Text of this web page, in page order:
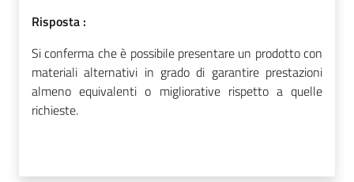
Risposta :
Si conferma che è possibile presentare un prodotto con
materiali alternativi in grado di garantire prestazioni
almeno equivalenti o migliorative rispetto a quelle
richieste.